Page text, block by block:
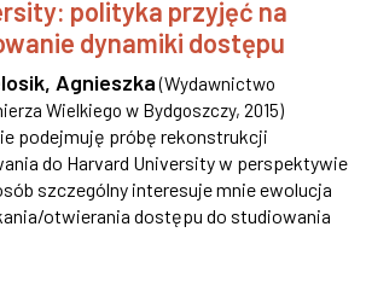
polityka przyjęć na
dynamiki dostępu
Agnieszka (Wydawnictwo
Wielkiego w Bydgoszczy, 2015)
podejmuję próbę rekonstrukcji
do Harvard University w perspektywie
szczególny interesuje mnie ewolucja
otwierania dostępu do studiowania